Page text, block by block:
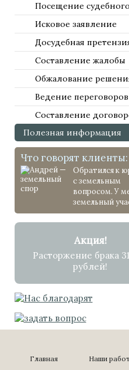
Исковое заявление
Досудебная
Составление жалобы
Обжалование
Составление
Полезная информация
Что говорят клиенты:
Обратился к
с земельным
вопросом. У
земельный
Акция!
Расторжение брака
рублей!
Главная Наши